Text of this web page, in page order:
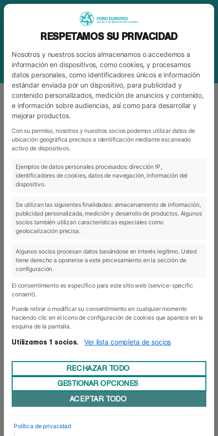
ETIQUETASUPER BOWL
21 Abr 2021
Javier López Leoz: “Hay que hacer
cosas diversas; nunca sabes cuál va a
El periodista navarro, Javier López Leoz,
RESPETAMOS SU PRIVACIDAD
Nosotros y nuestros socios almacenamos o accedemos a
información en dispositivos, como cookies, y procesamos
datos personales, como identificadores únicos e información
estándar enviada por un dispositivo, para publicidad y
contenido personalizados, medición de anuncios y contenido,
e información sobre audiencias, así como para desarrollar y
mejorar productos.
Con su permiso, nosotros y nuestros socios podemos utilizar datos de
ubicación geográfica precisos e identificación mediante escaneado
activo de dispositivos.
Ejemplos de datos personales procesados: dirección IP,
identificadores de cookies, datos de navegación, información del
dispositivo.
Se utilizan las siguientes finalidades: almacenamiento de información,
publicidad personalizada, medición y desarrollo de productos. Algunos
socios también utilizan características especiales como
geolocalización precisa.
Algunos socios procesan datos basándose en interés legítimo. Usted
tiene derecho a oponerse a este procesamiento en la sección de
configuración.
El consentimiento es específico para este sitio web (service-specific
consent).
Puede retirar o modificar su consentimiento en cualquier momento
haciendo clic en el icono de configuración de cookies que aparece en la
esquina de la pantalla.
Utilizamos 1 socios. Ver lista completa de socios
RECHAZAR TODO
GESTIONAR OPCIONES
ACEPTAR TODO
Política de privacidad